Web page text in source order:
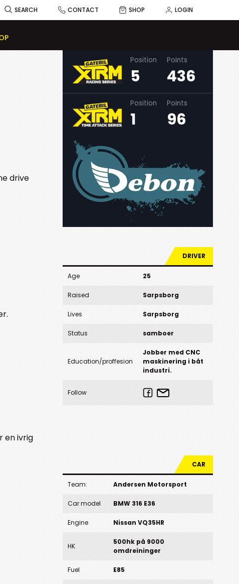
SEARCH CONTACT SHOP LOGIN
drive
en ivrig
Position
5
Points
436
Position
1
Points
96
DRIVER
Age 25
Raised Sarpsborg
Lives Sarpsborg
Status samboer
Education/proffesion
Jobber med CNC
maskinering i båt
industri.
Follow
CAR
Team: Andersen Motorsport
Car model BMW 316 E36
Engine Nissan VQ35HR
HK
500hk på 9000
omdreininger
Fuel E85